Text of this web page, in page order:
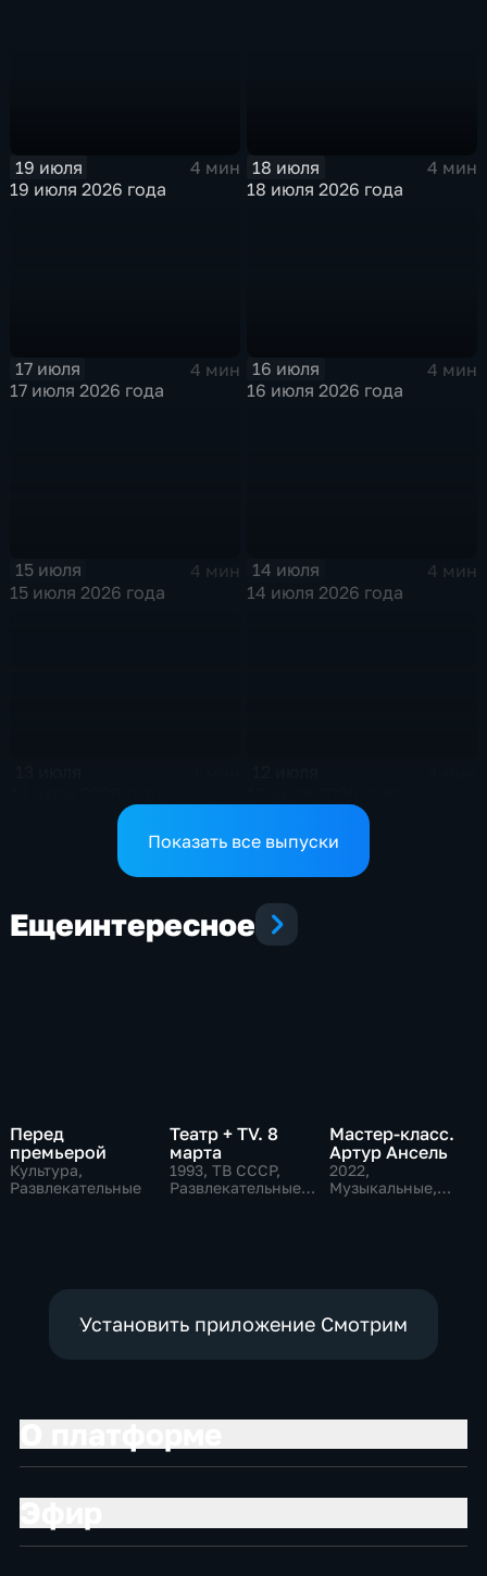
19 июля
4 мин
19 июля 2026 года
18 июля
4 мин
18 июля 2026 года
17 июля
4 мин
17 июля 2026 года
16 июля
4 мин
16 июля 2026 года
15 июля
4 мин
15 июля 2026 года
14 июля
4 мин
14 июля 2026 года
Показать все выпуски
Ещеинтересное
Перед
премьерой
Культура,
Развлекательные
Театр + TV. 8
марта
1993, ТВ СССР,
Развлекательные,
Мастер-класс.
Артур Ансель
2022,
Музыкальные,
Установить приложение Смотрим